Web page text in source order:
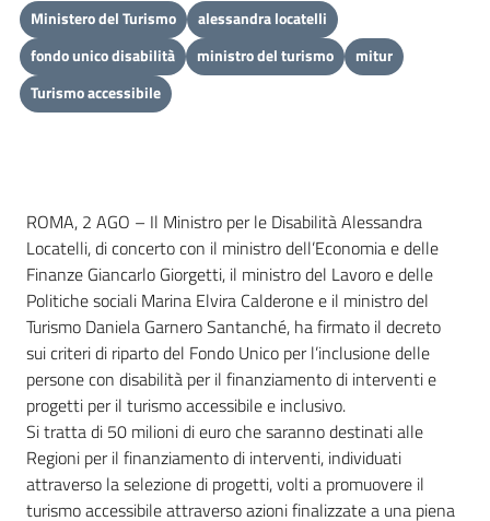
Ministero del Turismo
alessandra locatelli
fondo unico disabilità
ministro del turismo
mitur
Turismo accessibile
ROMA, 2 AGO – Il Ministro per le Disabilità Alessandra
Locatelli, di concerto con il ministro dell’Economia e delle
Finanze Giancarlo Giorgetti, il ministro del Lavoro e delle
Politiche sociali Marina Elvira Calderone e il ministro del
Turismo Daniela Garnero Santanché, ha firmato il decreto
sui criteri di riparto del Fondo Unico per l’inclusione delle
persone con disabilità per il finanziamento di interventi e
progetti per il turismo accessibile e inclusivo.
Si tratta di 50 milioni di euro che saranno destinati alle
Regioni per il finanziamento di interventi, individuati
attraverso la selezione di progetti, volti a promuovere il
turismo accessibile attraverso azioni finalizzate a una piena